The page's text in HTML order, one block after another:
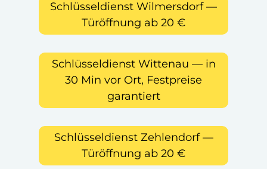
Schlüsseldienst Wilmersdorf —
Türöffnung ab 20 €
Schlüsseldienst Wittenau — in
30 Min vor Ort, Festpreise
garantiert
Schlüsseldienst Zehlendorf —
Türöffnung ab 20 €